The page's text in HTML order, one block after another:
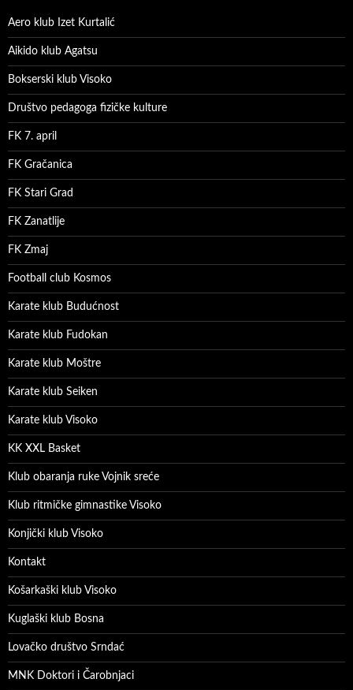
Aero klub Izet Kurtalić
Aikido klub Agatsu
Bokserski klub Visoko
Društvo pedagoga fizičke kulture
FK 7. april
FK Gračanica
FK Stari Grad
FK Zanatlije
FK Zmaj
Football club Kosmos
Karate klub Budućnost
Karate klub Fudokan
Karate klub Moštre
Karate klub Seiken
Karate klub Visoko
KK XXL Basket
Klub obaranja ruke Vojnik sreće
Klub ritmičke gimnastike Visoko
Konjički klub Visoko
Kontakt
Košarkaški klub Visoko
Kuglaški klub Bosna
Lovačko društvo Srndać
MNK Doktori i Čarobnjaci